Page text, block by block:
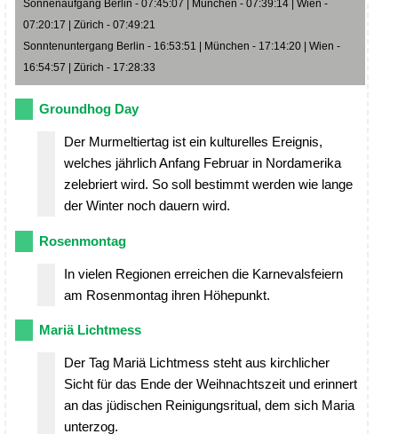
Sonnenaufgang Berlin - 07:45:07 | München - 07:39:14 | Wien -
07:20:17 | Zürich - 07:49:21
Sonntenuntergang Berlin - 16:53:51 | München - 17:14:20 | Wien -
16:54:57 | Zürich - 17:28:33
Groundhog Day
Der Murmeltiertag ist ein kulturelles Ereignis,
welches jährlich Anfang Februar in Nordamerika
zelebriert wird. So soll bestimmt werden wie lange
der Winter noch dauern wird.
Rosenmontag
In vielen Regionen erreichen die Karnevalsfeiern
am Rosenmontag ihren Höhepunkt.
Mariä Lichtmess
Der Tag Mariä Lichtmess steht aus kirchlicher
Sicht für das Ende der Weihnachtszeit und erinnert
an das jüdischen Reinigungsritual, dem sich Maria
unterzog.